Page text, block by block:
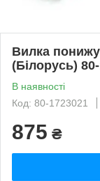
Вилка
(Білорусь)
В наявності
Код: 80-1723021
875 ₴